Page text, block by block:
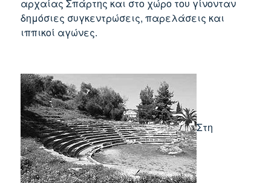
αρχαίας Σπάρτης και στο χώρο του γίνονταν
δημόσιες συγκεντρώσεις, παρελάσεις και
ιππικοί αγώνες.
Στη